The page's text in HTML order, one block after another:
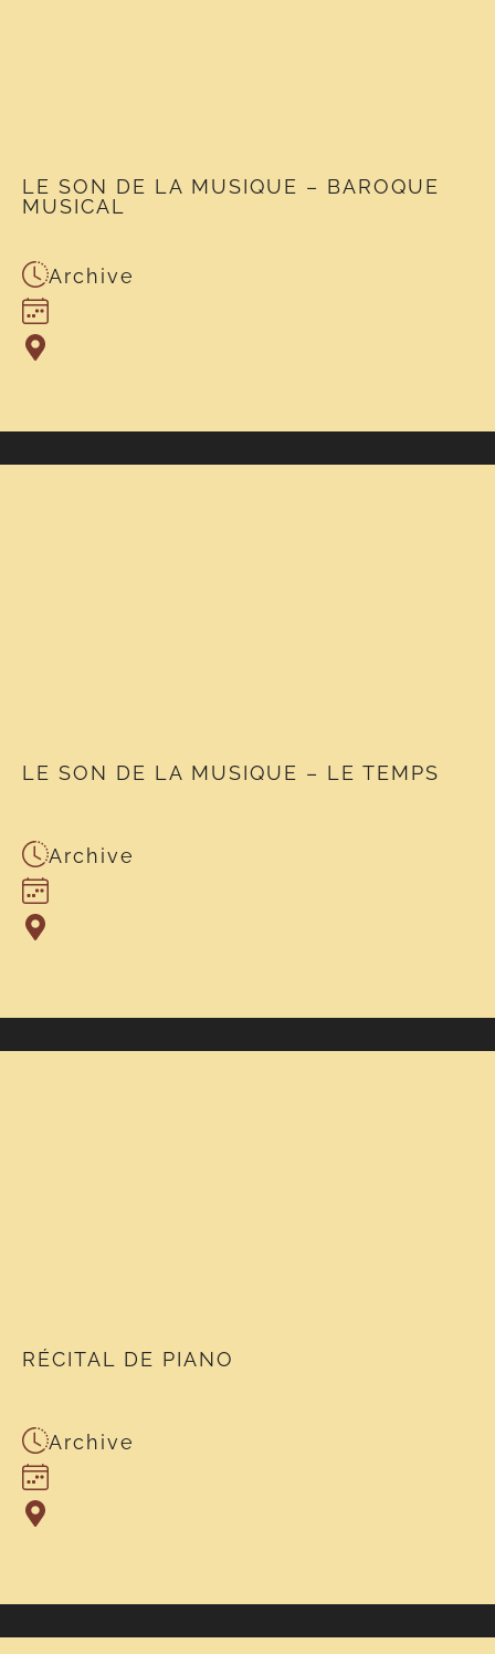
LE SON DE LA MUSIQUE – BAROQUE
MUSICAL
Archive
LE SON DE LA MUSIQUE – LE TEMPS
Archive
RÉCITAL DE PIANO
Archive